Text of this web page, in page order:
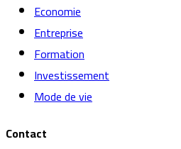
Economie
Entreprise
Formation
Investissement
Mode de vie
Contact